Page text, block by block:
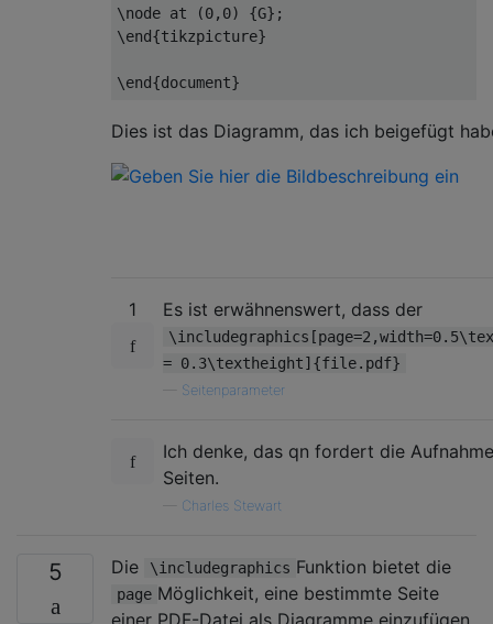
\node at (0,0) {G}
\end{tikzpicture}
\end{document}
Dies ist das Diagramm, das ich beigefügt
1 Es ist erwähnenswert, dass der
= 0.3\textheight]{file.pdf}
Seitenparameter
Ich denke, das qn fordert die
Seiten.
Charles Stewart
5 Die \includegraphics Funktion bietet die
page Möglichkeit, eine bestimmte Seite